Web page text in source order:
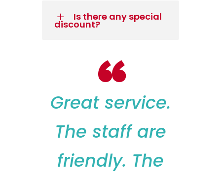
Is there any special
discount?
“
Great service.
The staff are
friendly. The